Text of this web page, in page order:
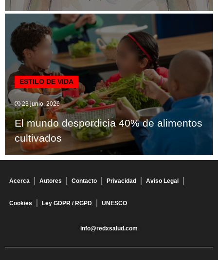
ESTILO DE VIDA
23 junio, 2026
El mundo desperdicia 40% de alimentos
cultivados
Acerca Autores Contacto Privacidad Aviso Legal
Cookies Ley GDPR / RGPD UNESCO
info@redxsalud.com